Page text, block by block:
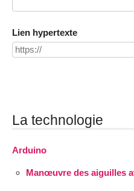
Lien hypertexte
La technologie
Arduino
Manœuvre des aiguilles